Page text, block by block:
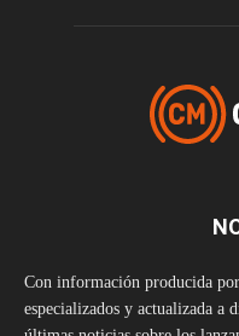
Con información producida
especializados y actualizada a